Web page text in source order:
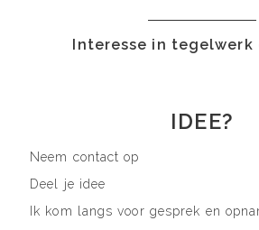
Interesse in tegelwerk
IDEE?
Neem contact op
Deel je idee
Ik kom langs voor gesprek en